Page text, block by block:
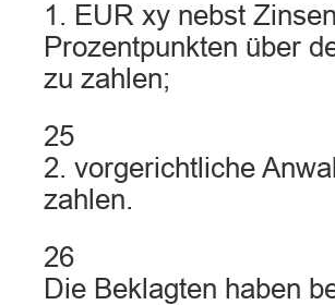
1. EUR xy nebst
Prozentpunkten über
zu zahlen;
25
2. vorgerichtliche
zahlen.
26
Die Beklagten haben